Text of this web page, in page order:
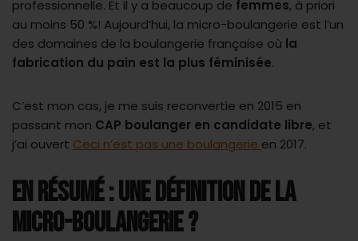
professionnelle. Et il y a beaucoup de femmes, à priori
au moins 50 %! Aujourd’hui, la micro-boulangerie est l’un
des domaines de la boulangerie française où la
fabrication du pain est la plus féminisée.
C’est mon cas, je me suis reconvertie en 2015 en
passant mon CAP boulanger en candidate libre, et
j’ai ouvert Ceci n’est pas une boulangerie en 2017.
EN RÉSUMÉ : UNE DÉFINITION DE LA
MICRO-BOULANGERIE ?